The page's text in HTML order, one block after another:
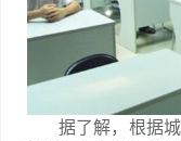
据了解，根据城